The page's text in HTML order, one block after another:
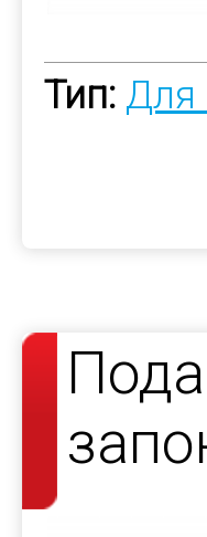
Тип: Для